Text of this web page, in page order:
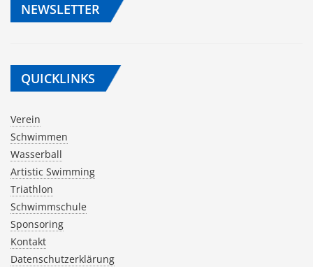
NEWSLETTER
QUICKLINKS
Verein
Schwimmen
Wasserball
Artistic Swimming
Triathlon
Schwimmschule
Sponsoring
Kontakt
Datenschutzerklärung